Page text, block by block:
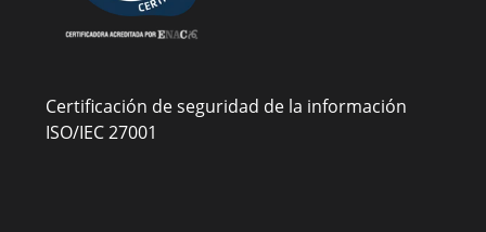
Certificación de seguridad de la información
ISO/IEC 27001